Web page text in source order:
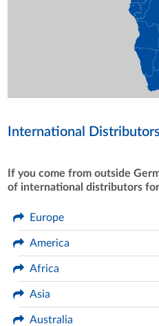
International Distributors
If you come from outside
of international distributors
Europe
America
Africa
Asia
Australia